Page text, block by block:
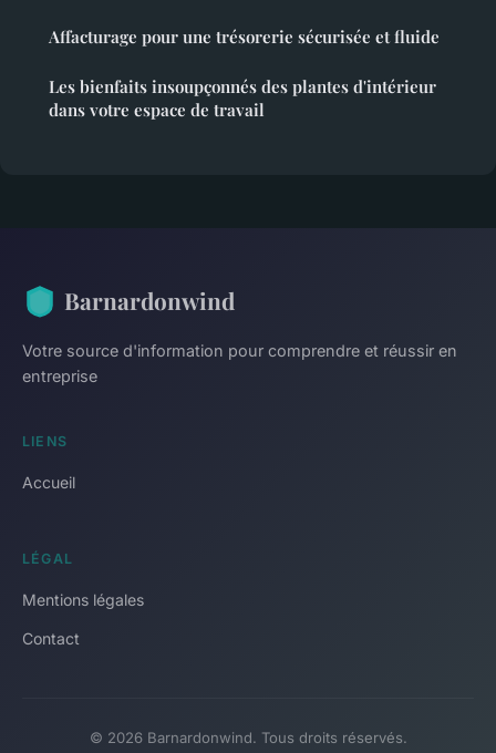
Affacturage pour une trésorerie sécurisée et fluide
Les bienfaits insoupçonnés des plantes d'intérieur
dans votre espace de travail
Barnardonwind
Votre source d'information pour comprendre et réussir en
entreprise
LIENS
Accueil
LÉGAL
Mentions légales
Contact
© 2026 Barnardonwind. Tous droits réservés.